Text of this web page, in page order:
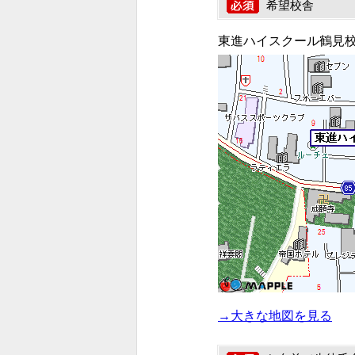
希望校舎
東進ハイスクール鶴見
→大きな地図を見る